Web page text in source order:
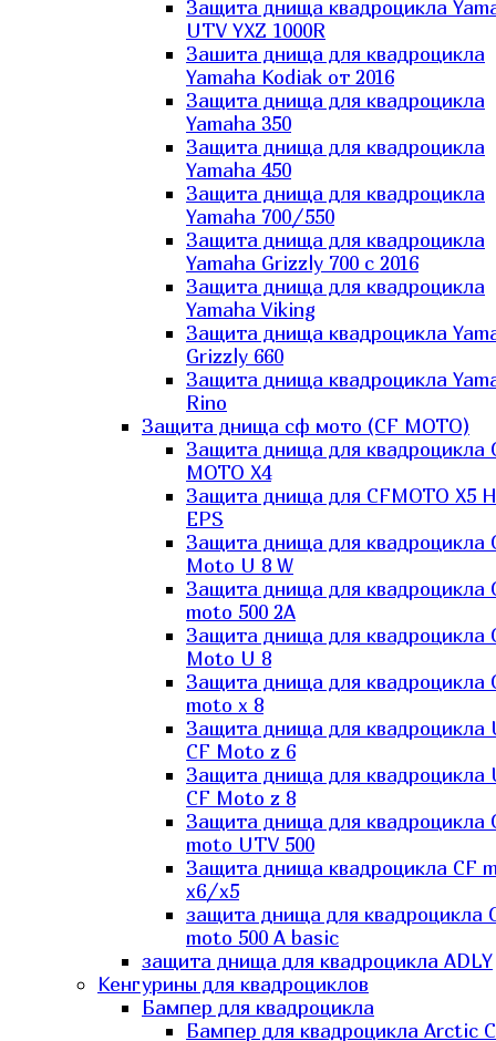
Защита днища квадроцикла
UTV YXZ 1000R
Зашита днища для квадроцикла
Yamaha Kodiak от 2016
Защита днища для квадроцикла
Yamaha 350
Защита днища для квадроцикла
Yamaha 450
Защита днища для квадроцикла
Yamaha 700/550
Защита днища для квадроцикла
Yamaha Grizzly 700 с 2016
Защита днища для квадроцикла
Yamaha Viking
Защита днища квадроцикла
Grizzly 660
Защита днища квадроцикла
Rino
Защита днища сф мото (CF MOTO)
Защита днища для квадроцикла
MOTO X4
Защита днища для CFMOTO X5
EPS
Защита днища для квадроцикла
Moto U 8 W
Защита днища для квадроцикла
moto 500 2A
Защита днища для квадроцикла
Moto U 8
Защита днища для квадроцикла
moto x 8
Защита днища для квадроцикла
CF Moto z 6
Защита днища для квадроцикла
CF Moto z 8
Защита днища для квадроцикла
moto UTV 500
Защита днища квадроцикла СF
x6/x5
защита днища для квадроцикла
moto 500 A basic
защита днища для квадроцикла ADLY
Кенгурины для квадроциклов
Бампер для квадроцикла
Бампер для квадроцикла Arctic